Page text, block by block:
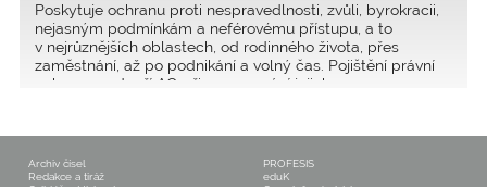
Poskytuje ochranu proti nespravedlnosti, zvůli, byrokracii,
nejasným podmínkám a neférovému přístupu, a to
v nejrůznějších oblastech, od rodinného života, přes
zaměstnání, až po podnikání a volný čas. Pojištění právní
ochrany podpoří AO při prosazování jejich op
Archiv čísel
Redakce a tiráž
PROFESIS
eduK